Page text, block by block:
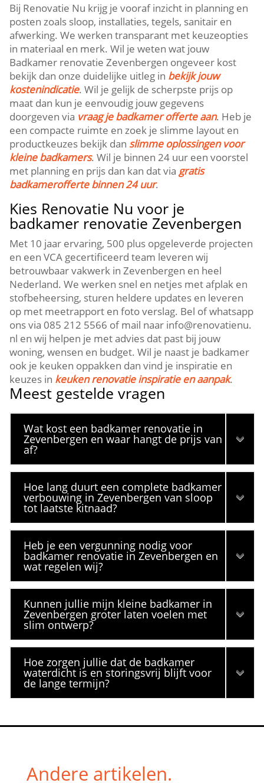
Bij Renovatie Nu krijg je vooraf inzicht in planning en
posten zoals sloop, installaties, tegels, sanitair en
afwerking.​ We werken transparant met keuzeopties
in materiaal en merk.​ Wil je weten wat jouw
Badkamer renovatie Zevenbergen ongeveer kost
bekijk dan onze duidelijke uitleg in bekijk jouw
kostenindicatie.​ Wil je gelijk de scherpste prijs op
maat dan kun je eenvoudig jouw gegevens
doorgeven via vraag je badkamer offerte aan.​ Heb je
een compacte ruimte en zoek je slimme layout en
productkeuzes bekijk dan slimme oplossingen voor
kleine badkamers.​ Wil je binnen 24 uur een voorstel
met planning en prijs dan kan dat via gratis
badkamerofferte binnen 24 uur.​
Kies Renovatie Nu voor je
badkamer renovatie Zevenbergen
Met 10 jaar ervaring, 500 plus opgeleverde projecten
en een VCA gecertificeerd team leveren wij
betrouwbaar vakwerk in Zevenbergen en heel
Nederland.​ We werken snel en netjes met afplak en
stofbeheersing, sturen heldere updates en leveren
op met meetrapport en foto verslag.​ Bel of whatsapp
ons via 085 212 5566 of mail naar info@renovatienu.​
nl en wij helpen je met advies dat past bij jouw
woning, wensen en budget.​ Wil je naast je badkamer
ook je keuken oppakken dan vind je inspiratie en
keuzes in keuken renovatie inspiratie en aanpak.​
Meest gestelde vragen
Wat kost een badkamer renovatie in
Zevenbergen en waar hangt de prijs van
af?
Hoe lang duurt een complete badkamer
verbouwing in Zevenbergen van sloop
tot laatste kitnaad?
Heb je een vergunning nodig voor
badkamer renovatie in Zevenbergen en
wat regelen wij?
Kunnen jullie mijn kleine badkamer in
Zevenbergen groter laten voelen met
slim ontwerp?
Hoe zorgen jullie dat de badkamer
waterdicht is en storingsvrij blijft voor
de lange termijn?
Andere artikelen.